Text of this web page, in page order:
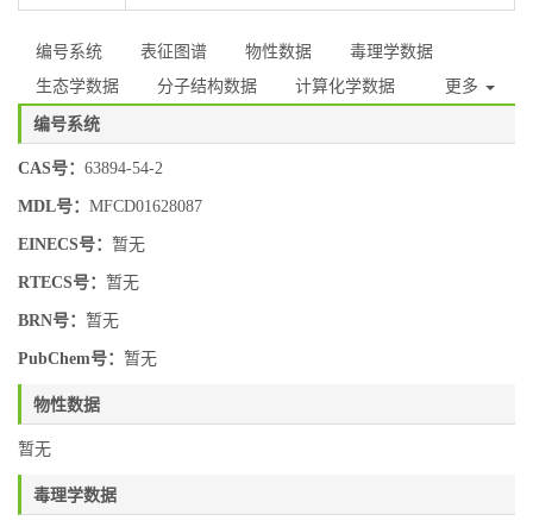
编号系统 表征图谱 物性数据
毒理学数据
生态学数据
分子结构数据 计算化学数据 更多
编号系统
CAS号： 63894-54-2
MDL号： MFCD01628087
EINECS号： 暂无
RTECS号： 暂无
BRN号： 暂无
PubChem号： 暂无
物性数据
暂无
毒理学数据